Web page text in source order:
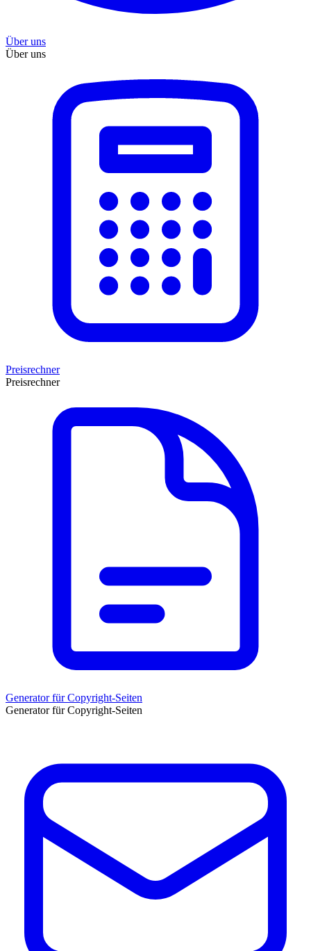
Über uns
Über uns
Preisrechner
Preisrechner
Generator für Copyright-Seiten
Generator für Copyright-Seiten